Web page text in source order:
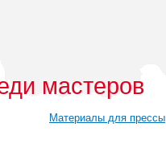
мастеров
Материалы для прессы